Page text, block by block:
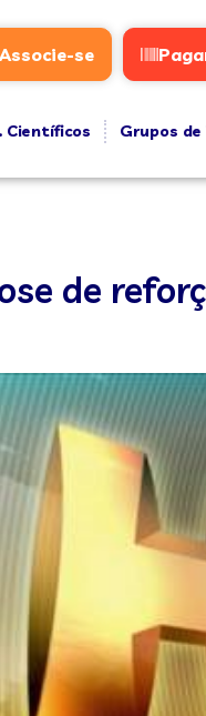
se
Científicos Grupos
de